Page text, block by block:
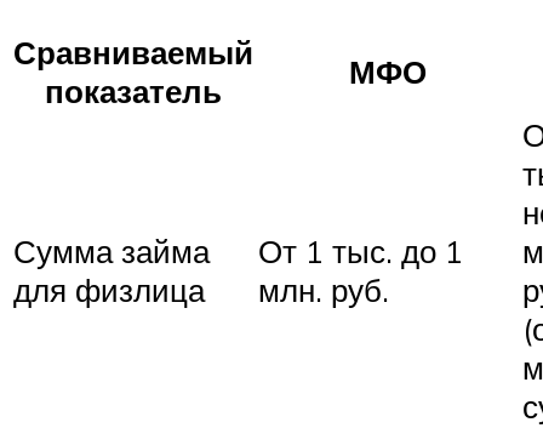
Сравниваемый
показатель
МФО
Сумма займа
для физлица
От 1 тыс. до 1
млн. руб.